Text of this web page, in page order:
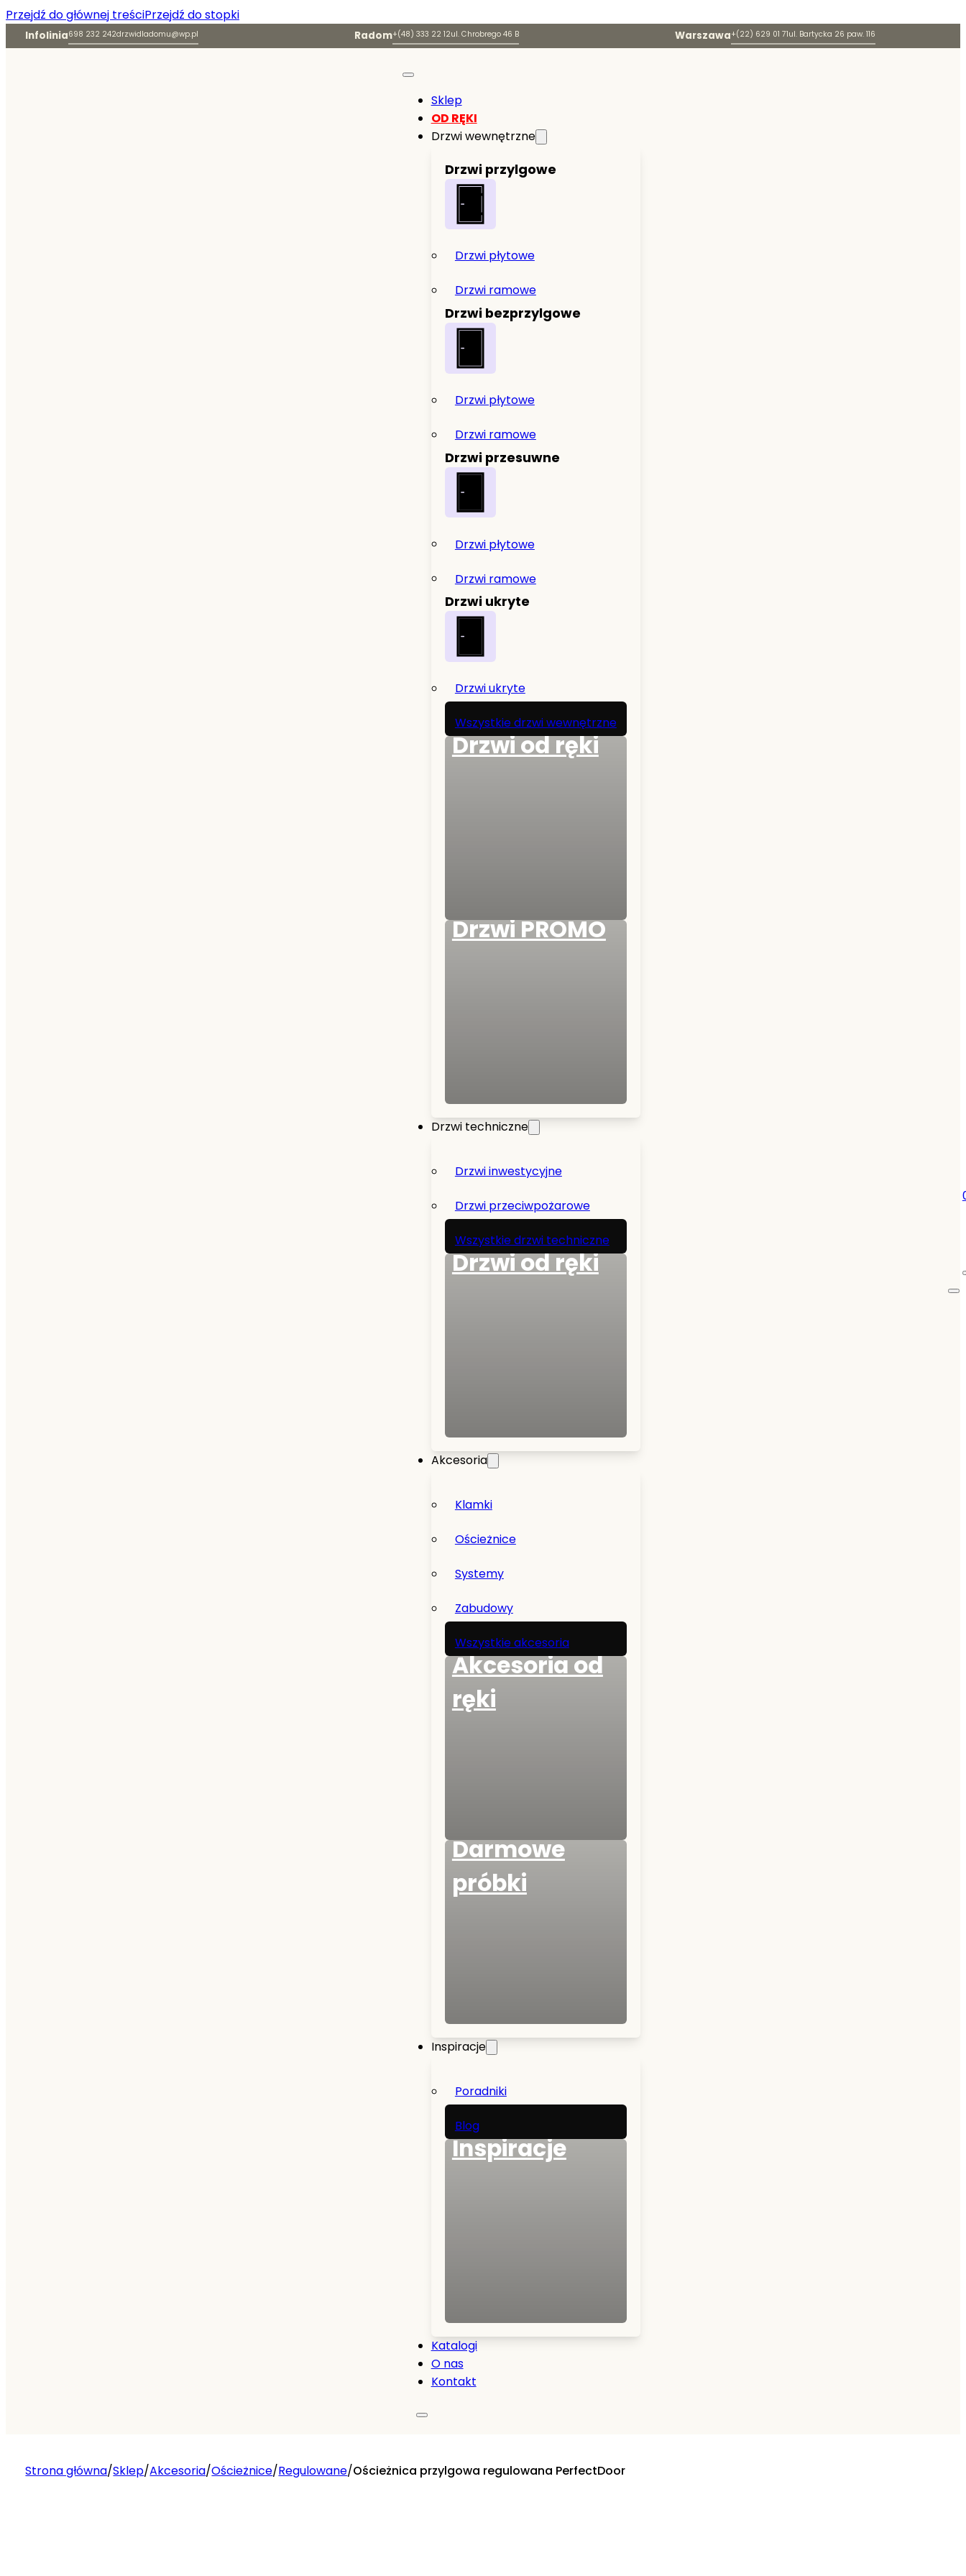
Przejdź do głównej treściPrzejdź do stopki
Infolinia698 232 242drzwidladomu@wp.pl Radom+(48) 333 22 12ul. Chrobrego 46 B Warszawa+(22) 629 01 71ul. Bartycka 26 paw. 116
Sklep
OD RĘKI
Drzwi wewnętrzne
Drzwi przylgowe
Drzwi płytowe
Drzwi ramowe
Drzwi bezprzylgowe
Drzwi płytowe
Drzwi ramowe
Drzwi przesuwne
Drzwi płytowe
Drzwi ramowe
Drzwi ukryte
Drzwi ukryte
Wszystkie drzwi wewnętrzne
Drzwi od ręki
Drzwi PROMO
Drzwi techniczne
Drzwi inwestycyjne
Drzwi przeciwpożarowe
Wszystkie drzwi techniczne
Drzwi od ręki
Akcesoria
Klamki
Ościeżnice
Systemy
Zabudowy
Wszystkie akcesoria
Akcesoria od
ręki
Darmowe
próbki
Inspiracje
Poradniki
Blog
Inspiracje
Katalogi
O nas
Kontakt
Strona główna/Sklep/Akcesoria/Ościeżnice/Regulowane/Ościeżnica przylgowa regulowana PerfectDoor